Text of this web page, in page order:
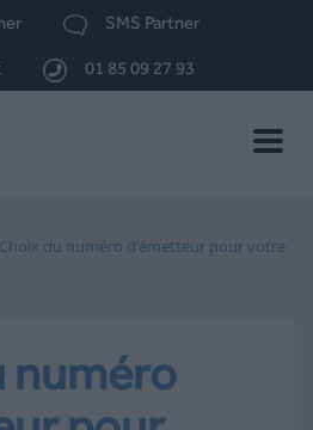
SMS Partner
01 85 09 27 93
Toggle
Choix du numéro d’émetteur pour votre
numéro